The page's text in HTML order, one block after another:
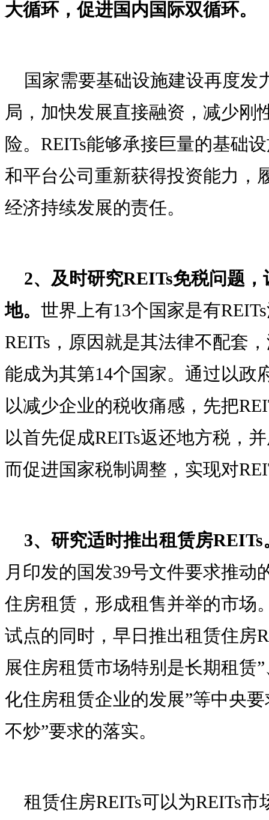
大循环，促进国内国际双循环。
国家需要基础设施建设再度发
局，加快发展直接融资，减少刚
险。REITs能够承接巨量的基础
和平台公司重新获得投资能力，
经济持续发展的责任。
2、及时研究REITs免税问题
地。 世界上有13个国家是有
REITs，原因就是其法律不配套
能成为其第14个国家。通过以政
以减少企业的税收痛感，先把
以首先促成REITs返还地方税，
而促进国家税制调整，实现对
3、研究适时推出租赁房REITs
月印发的国发39号文件要求推动
住房租赁，形成租售并举的市场
试点的同时，早日推出租赁住房
展住房租赁市场特别是长期租赁
化住房租赁企业的发展”等中央
不炒”要求的落实。
租赁住房REITs可以为REITs